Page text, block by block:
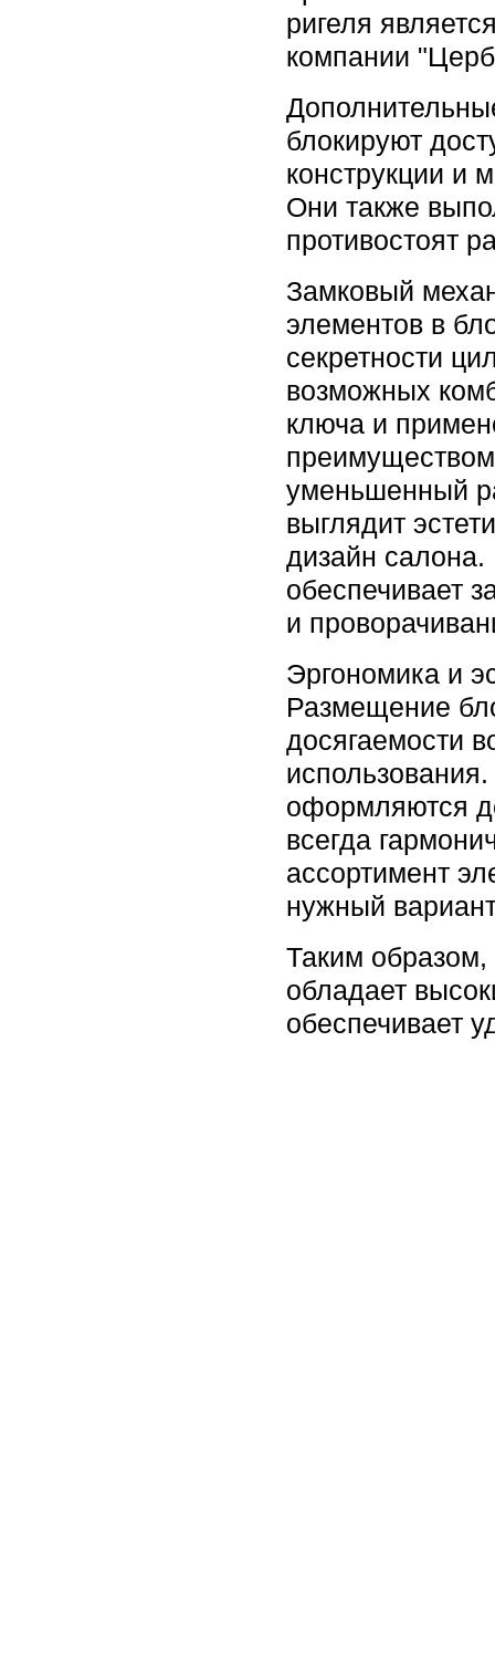
ригеля
компании
блокируют
конструкции и
Они также
противостоят
Замковый
элементов в
секретности
возможных
ключа и
преимуществом
уменьшенный
выглядит
дизайн салона.
обеспечивает
и
Эргономика и
Размещение
досягаемости
оформляются
всегда
ассортимент
нужный
Таким образом,
обладает
обеспечивает